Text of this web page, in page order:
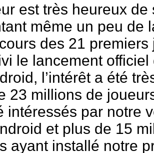
est très heureux de
même un peu de
des 21 premiers
le lancement officiel
l’intérêt a été
23 millions de
intéressés par notre
et plus de 15
ayant installé notre